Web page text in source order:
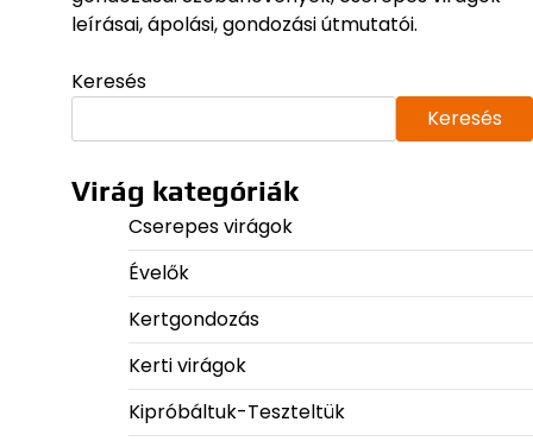
leírásai, ápolási, gondozási útmutatói.
Keresés
Keresés
Virág kategóriák
Cserepes virágok
Évelők
Kertgondozás
Kerti virágok
Kipróbáltuk-Teszteltük